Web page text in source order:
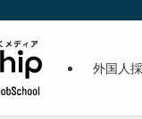
外国人